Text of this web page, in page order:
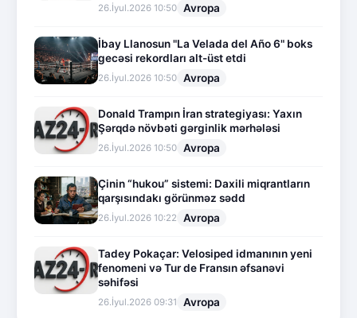
26.İyul.2026 10:50 Avropa
İbay Llanosun "La Velada del Año 6" boks
gecəsi rekordları alt-üst etdi
26.İyul.2026 10:50 Avropa
Donald Trampın İran strategiyası: Yaxın
Şərqdə növbəti gərginlik mərhələsi
26.İyul.2026 10:50 Avropa
Çinin “hukou” sistemi: Daxili miqrantların
qarşısındakı görünməz sədd
26.İyul.2026 10:22 Avropa
Tadey Pokaçar: Velosiped idmanının yeni
fenomeni və Tur de Fransın əfsanəvi
səhifəsi
26.İyul.2026 09:31 Avropa